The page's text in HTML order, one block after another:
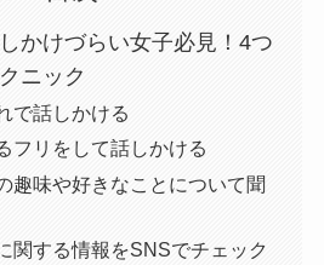
かけづらい女子必見！4つ
ニック
で話しかける
フリをして話しかける
趣味や好きなことについて聞
関する情報をSNSでチェック